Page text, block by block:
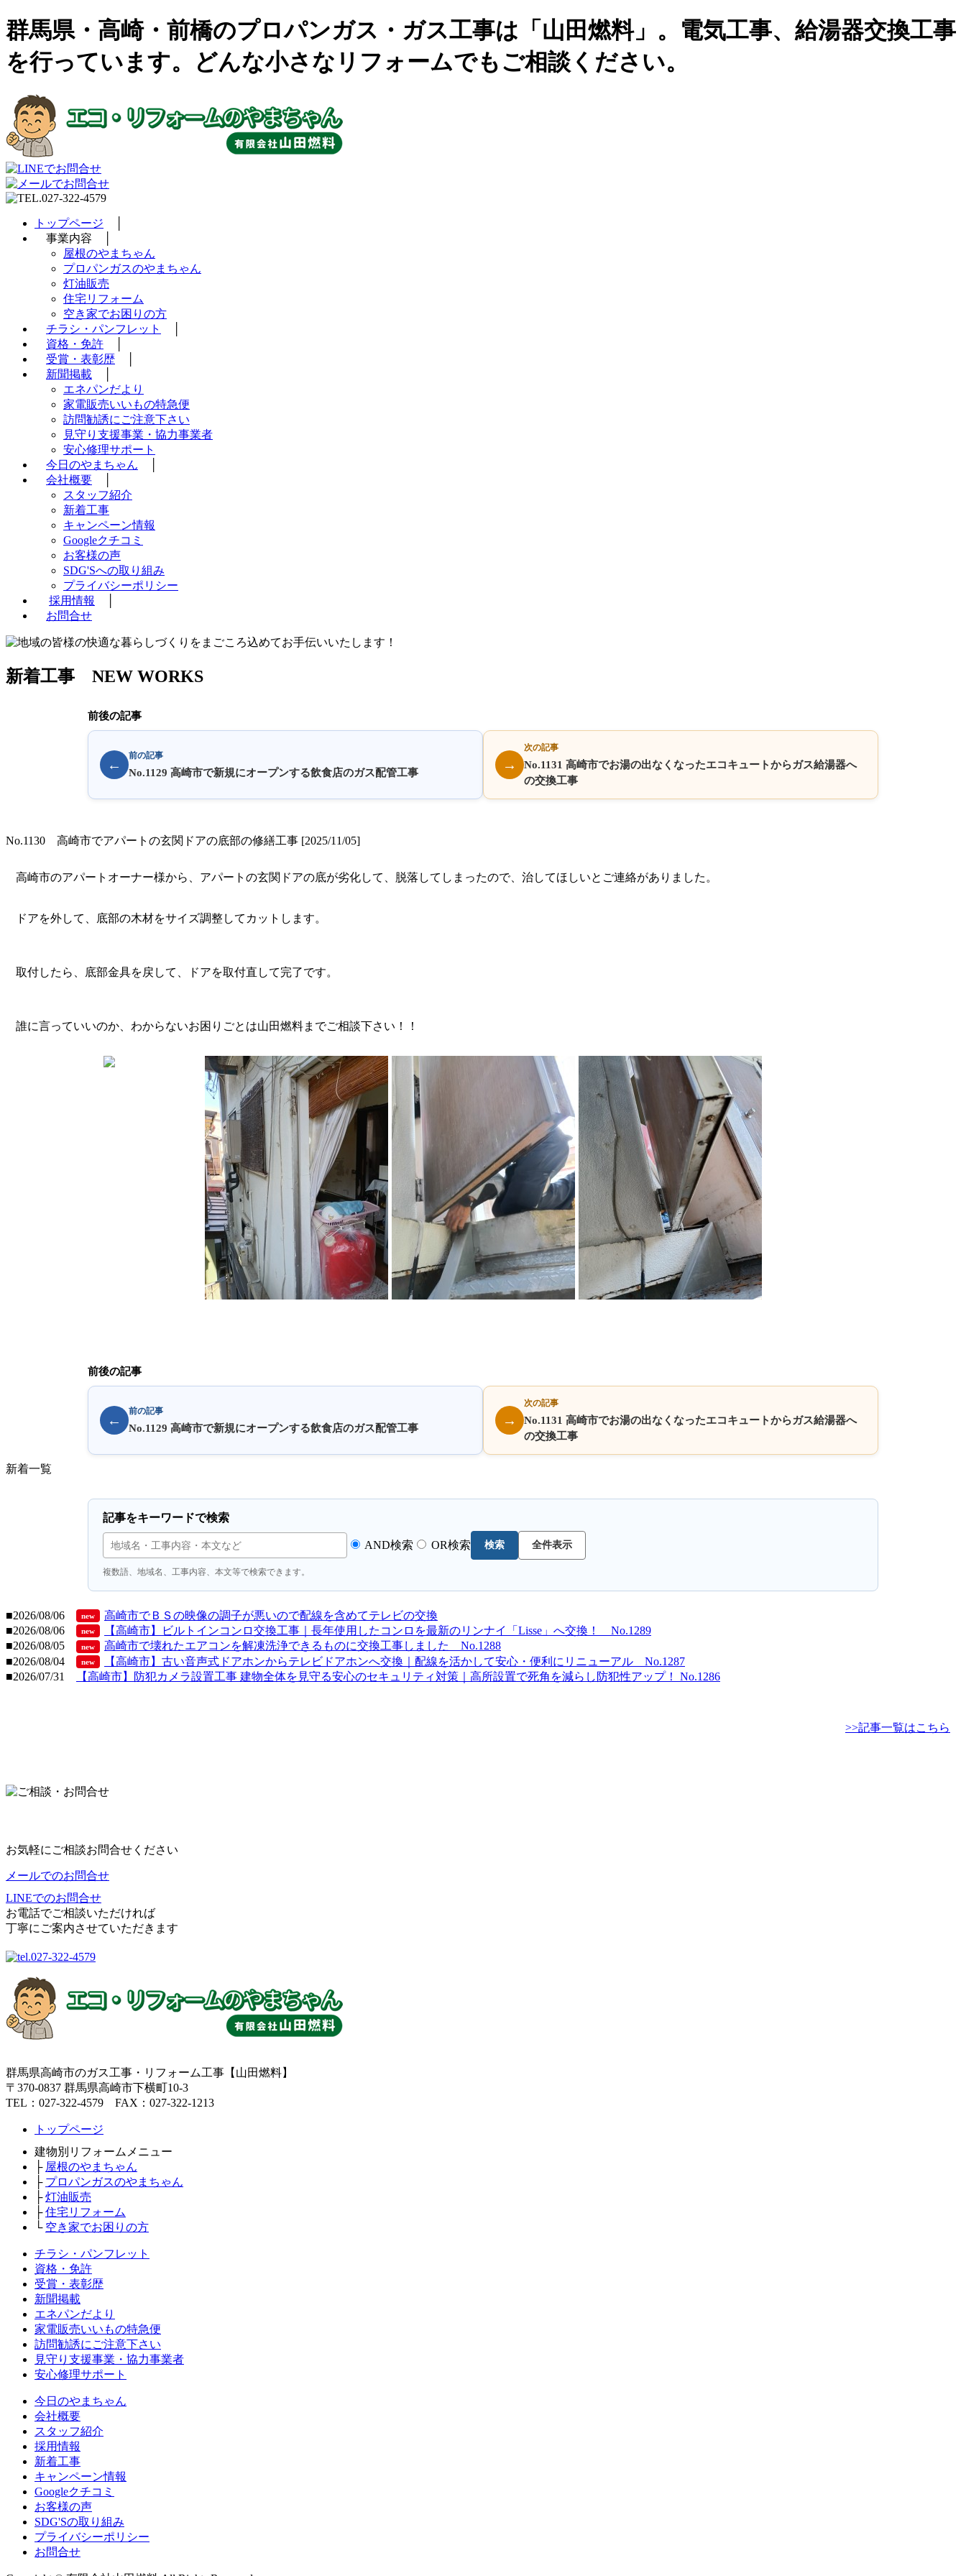
群馬県・高崎・前橋のプロパンガス・ガス工事は「山田燃料」。電気工事、給湯器交換工事
を行っています。どんな小さなリフォームでもご相談ください。
トップページ
事業内容 │
屋根のやまちゃん
プロパンガスのやまちゃん
灯油販売
住宅リフォーム
空き家でお困りの方
チラシ・パンフレット
資格・免許
受賞・表彰歴
新聞掲載
エネパンだより
家電販売いいもの特急便
訪問勧誘にご注意下さい
見守り支援事業・協力事業者
安心修理サポート
今日のやまちゃん
会社概要
スタッフ紹介
新着工事
キャンペーン情報
Googleクチコミ
お客様の声
SDG'Sへの取り組み
プライバシーポリシー
採用情報
お問合せ
新着工事 NEW WORKS
前後の記事
←
前の記事
No.1129 高崎市で新規にオープンする飲食店のガス配管工事 →
次の記事
No.1131 高崎市でお湯の出なくなったエコキュートからガス給湯器へ
の交換工事
No.1130 高崎市でアパートの玄関ドアの底部の修繕工事 [2025/11/05]
高崎市のアパートオーナー様から、アパートの玄関ドアの底が劣化して、脱落してしまったので、治してほしいとご連絡がありました。
ドアを外して、底部の木材をサイズ調整してカットします。
取付したら、底部金具を戻して、ドアを取付直して完了です。
誰に言っていいのか、わからないお困りごとは山田燃料までご相談下さい！！
前後の記事
←
前の記事
No.1129 高崎市で新規にオープンする飲食店のガス配管工事 →
次の記事
No.1131 高崎市でお湯の出なくなったエコキュートからガス給湯器へ
の交換工事
​新着一覧
記事をキーワードで検索
AND検索 OR検索 検索 全件表示
複数語、地域名、工事内容、本文等で検索できます。
■2026/08/06 new
高崎市でＢＳの映像の調子が悪いので配線を含めてテレビの交換
■2026/08/06
new
【高崎市】ビルトインコンロ交換工事｜長年使用したコンロを最新のリンナイ「Lisse」へ交換！ No.1289
■2026/08/05
new
高崎市で壊れたエアコンを解凍洗浄できるものに交換工事しました No.1288
■2026/08/04
new
【高崎市】古い音声式ドアホンからテレビドアホンへ交換｜配線を活かして安心・便利にリニューアル No.1287
■2026/07/31
【高崎市】防犯カメラ設置工事 建物全体を見守る安心のセキュリティ対策｜高所設置で死角を減らし防犯性アップ！ No.1286
>>記事一覧はこちら
お気軽にご相談お問合せください
メールでのお問合せ
LINEでのお問合せ
お電話でご相談いただければ
丁寧にご案内させていただきます
群馬県高崎市のガス工事・リフォーム工事【山田燃料】
〒370-0837 群馬県高崎市下横町10-3
TEL：027-322-4579 FAX：027-322-1213
トップページ
建物別リフォームメニュー
├ 屋根のやまちゃん
├ プロパンガスのやまちゃん
├灯油販売
├住宅リフォーム
└ 空き家でお困りの方
チラシ・パンフレット
資格・免許
受賞・表彰歴
新聞掲載
エネパンだより
家電販売いいもの特急便
訪問勧誘にご注意下さい
見守り支援事業・協力事業者
安心修理サポート
今日のやまちゃん
会社概要
スタッフ紹介
採用情報
新着工事
キャンペーン情報
Googleクチコミ
お客様の声
SDG'Sの取り組み
プライバシーポリシー
お問合せ